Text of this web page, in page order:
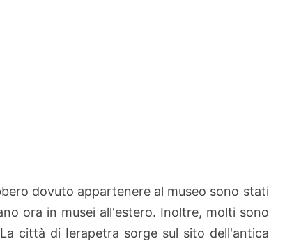
dovuto appartenere al museo sono stati
ora in musei all'estero. Inoltre, molti sono
città di Ierapetra sorge sul sito dell'antica